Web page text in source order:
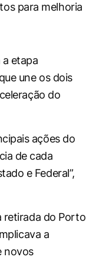
para melhoria
etapa
une os dois
do
ações do
de cada
e Federal”,
retirada do Porto
a
novos